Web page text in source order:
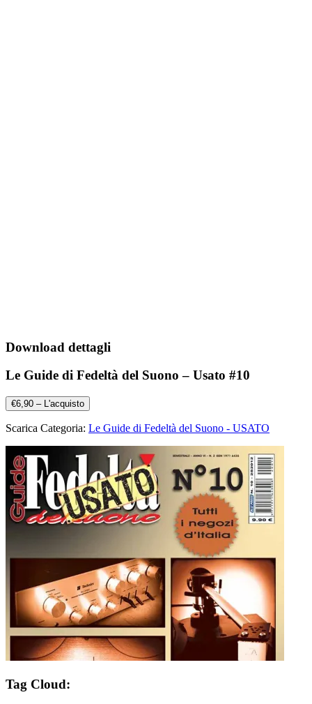
Download dettagli
Le Guide di Fedeltà del Suono – Usato #10
€6,90 – L'acquisto
Scarica Categoria: Le Guide di Fedeltà del Suono - USATO
Tag Cloud: